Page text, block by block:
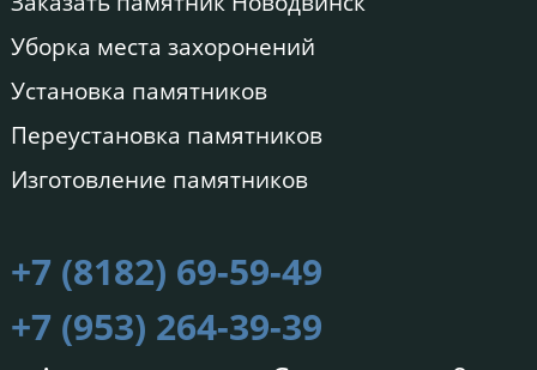
Уборка места захоронений
Установка памятников
Переустановка памятников
Изготовление памятников
+7 (8182) 69-59-49
+7 (953) 264-39-39